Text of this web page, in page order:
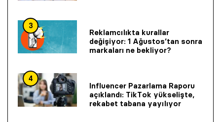
3
Reklamcılıkta kurallar
değişiyor: 1 Ağustos’tan sonra
markaları ne bekliyor?
4
Influencer Pazarlama Raporu
açıklandı: TikTok yükselişte,
rekabet tabana yayılıyor